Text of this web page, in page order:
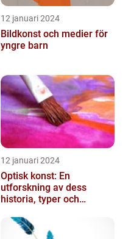
12 januari 2024
Bildkonst och medier för
yngre barn
12 januari 2024
Optisk konst: En
utforskning av dess
historia, typer och